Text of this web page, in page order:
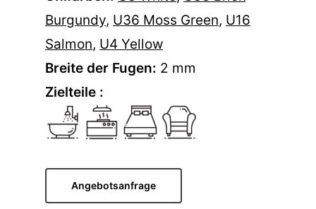
Burgundy, U36 Moss Green, U16
Salmon, U4 Yellow
Breite der Fugen: 2 mm
Zielteile :
Angebotsanfrage